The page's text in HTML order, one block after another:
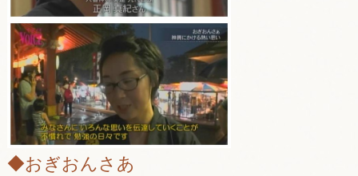
◆おぎおんさあ